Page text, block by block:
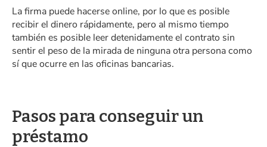
La firma puede hacerse online, por lo que es posible
recibir el dinero rápidamente, pero al mismo tiempo
también es posible leer detenidamente el contrato sin
sentir el peso de la mirada de ninguna otra persona como
sí que ocurre en las oficinas bancarias.
Pasos para conseguir un
préstamo